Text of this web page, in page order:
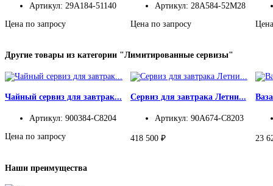
Артикул: 29A184-51140
Цена по запросу
Артикул: 28A584-52M28
Цена по запросу
Другие товары из категории "Лимитированные сервизы"
Чайный сервиз для завтрак...
Артикул: 900384-C8204
Цена по запросу
Сервиз для завтрака Летни...
Артикул: 90A674-C8203
418 500 ₽ 23
Наши преимущества